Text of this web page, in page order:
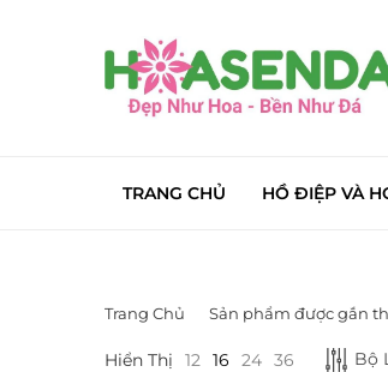
TRANG CHỦ HỒ ĐIỆP VÀ
DANH MỤC SẢN PHẨM
Trang Chủ Sản phẩm được gắn
Hiển Thị 12 16 24 36 Bộ